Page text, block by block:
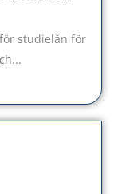
studielån för